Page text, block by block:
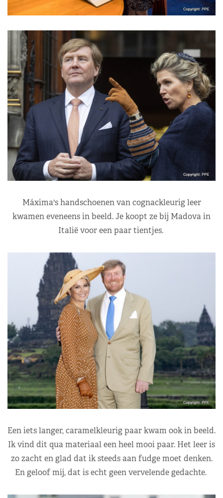
Máxima's handschoenen van cognackleurig leer
kwamen eveneens in beeld. Je koopt ze bij Madova in
Italië voor een paar tientjes.
Een iets langer, caramelkleurig paar kwam ook in beeld.
Ik vind dit qua materiaal een heel mooi paar. Het leer is
zo zacht en glad dat ik steeds aan fudge moet denken.
En geloof mij, dat is echt geen vervelende gedachte.